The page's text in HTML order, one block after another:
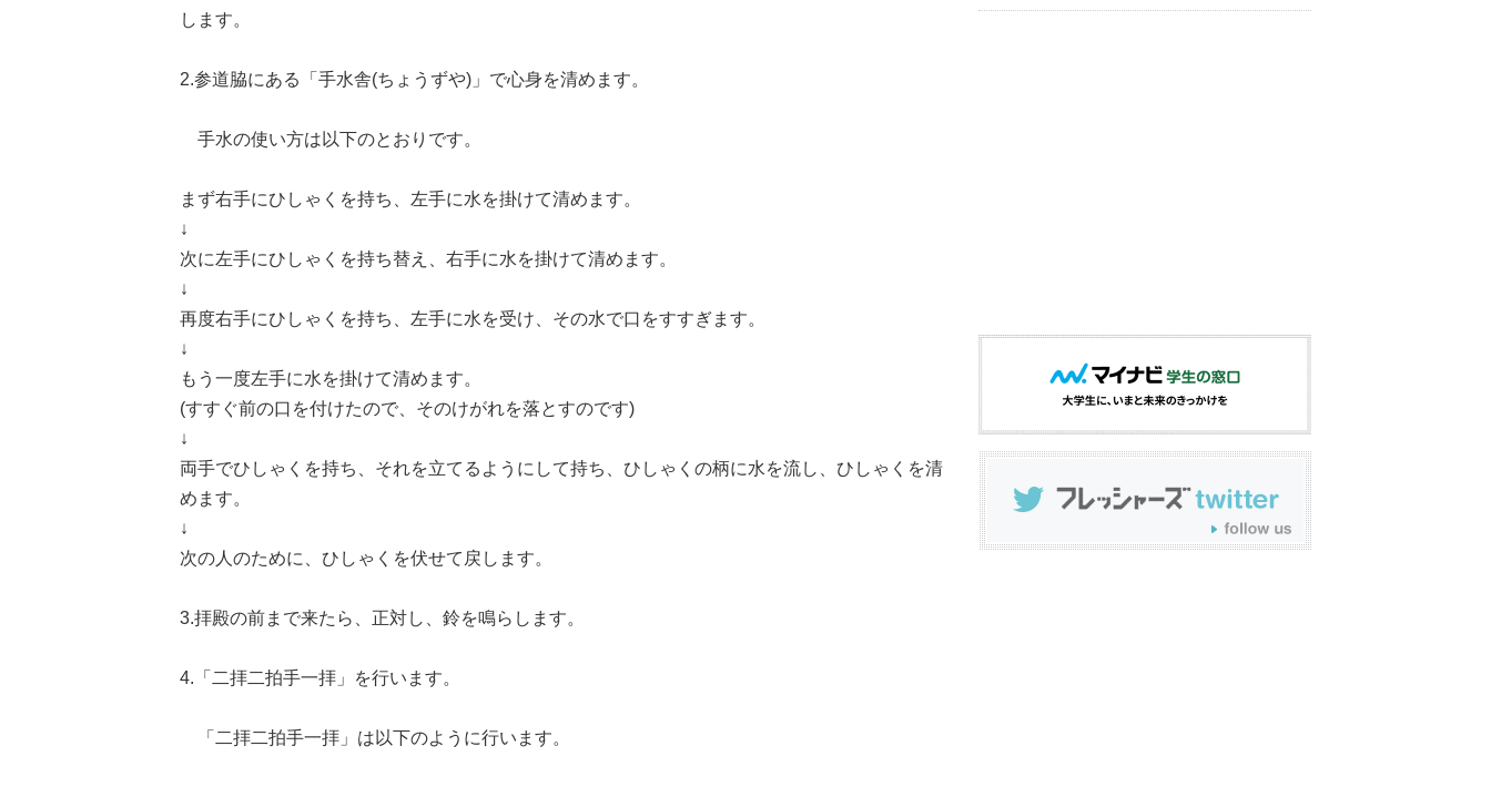
します。
2.参道脇にある「手水舎(ちょうずや)」で心身を清めます。
手水の使い方は以下のとおりです。
まず右手にひしゃくを持ち、左手に水を掛けて清めます。
↓
次に左手にひしゃくを持ち替え、右手に水を掛けて清めます。
↓
再度右手にひしゃくを持ち、左手に水を受け、その水で口をすすぎます。
↓
もう一度左手に水を掛けて清めます。
(すすぐ前の口を付けたので、そのけがれを落とすのです)
↓
両手でひしゃくを持ち、それを立てるようにして持ち、ひしゃくの柄に水を流し、ひしゃくを清
めます。
↓
次の人のために、ひしゃくを伏せて戻します。
3.拝殿の前まで来たら、正対し、鈴を鳴らします。
4.「二拝二拍手一拝」を行います。
「二拝二拍手一拝」は以下のように行います。